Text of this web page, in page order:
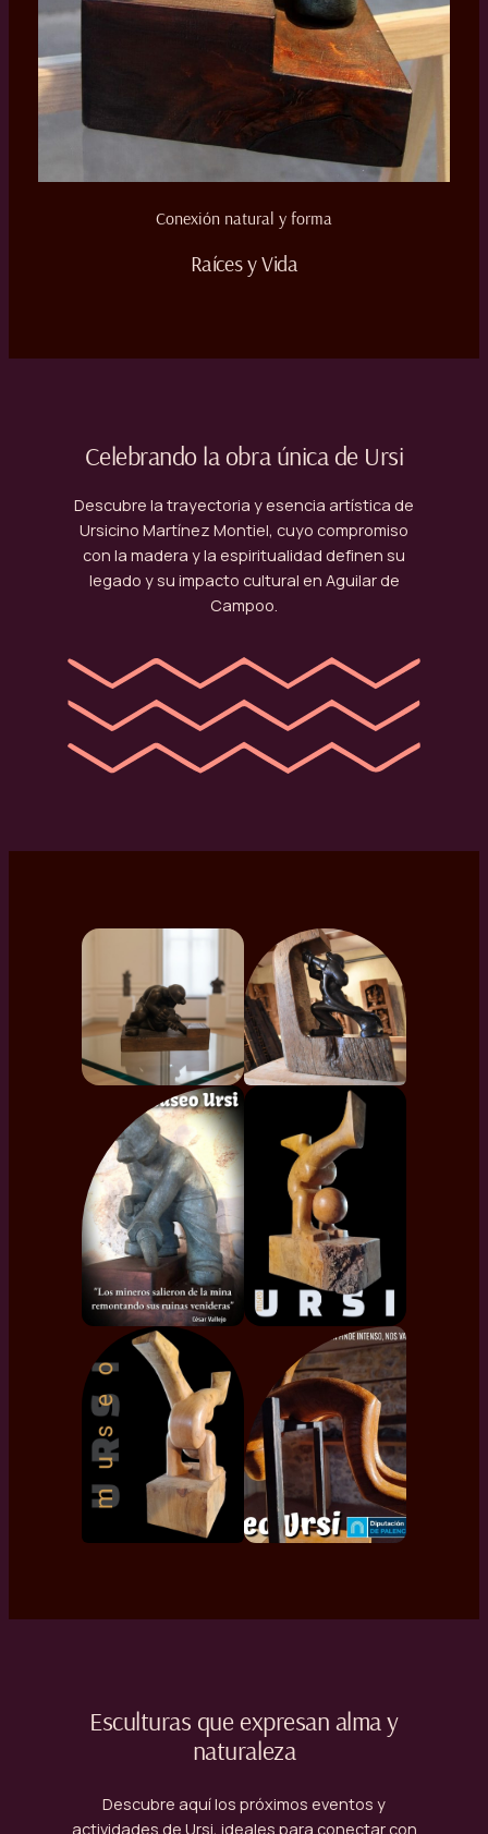
Conexión natural y forma
Raíces y Vida
Celebrando la obra única de Ursi
Descubre la trayectoria y esencia artística de
Ursicino Martínez Montiel, cuyo compromiso
con la madera y la espiritualidad definen su
legado y su impacto cultural en Aguilar de
Campoo.
Esculturas que expresan alma y
naturaleza
Descubre aquí los próximos eventos y
actividades de Ursi, ideales para conectar con